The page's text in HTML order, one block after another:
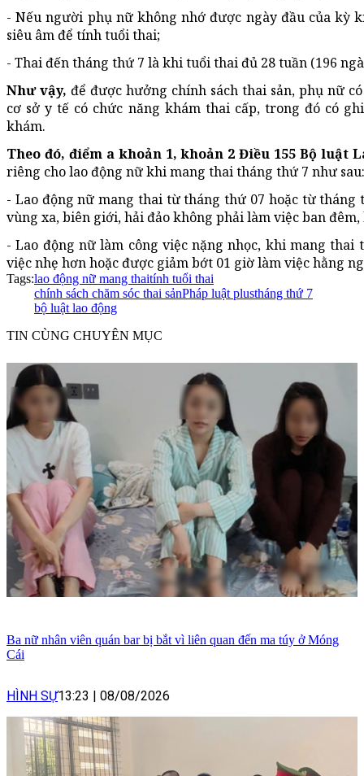
- Nếu người phụ nữ không nhớ được ngày đầu của kỳ
siêu âm để tính tuổi thai;
- Thai đến tháng thứ 7 là khi tuổi thai đủ 28 tuần (196
Như vậy, để được hưởng chính sách thai sản, phụ nữ
cơ sở y tế có chức năng khám thai cấp, trong đó có
khám.
Theo đó, điểm a khoản 1, khoản 2 Điều 155 Bộ luật
riêng cho lao động nữ khi mang thai tháng thứ 7 như sau:
- Lao động nữ mang thai từ tháng thứ 07 hoặc từ tháng
vùng xa, biên giới, hải đảo không phải làm việc ban
- Lao động nữ làm công việc nặng nhọc, khi mang
việc nhẹ hơn hoặc được giảm bớt 01 giờ làm việc hằng
Tags:lao động nữ mang thaitính tuổi thai
chính sách chăm sóc thai sảnPháp luật plustháng thứ 7
bộ luật lao động
TIN CÙNG CHUYÊN MỤC
Ba nữ nhân viên quán bar bị bắt vì liên quan đến ma túy ở Móng
Cái
HÌNH SỰ13:23 | 08/08/2026